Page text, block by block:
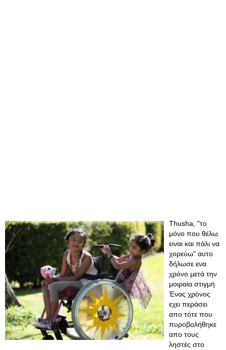
Thusha, "το
μόνο που θέλω
ειναι και πάλι να
χορεύω" αυτο
δήλωσε ενα
χρόνο μετά την
μοιραία στιγμή
Ένας χρόνος
εχει περάσει
απο τότε που
πυροβολήθηκε
απο τους
ληστές στο